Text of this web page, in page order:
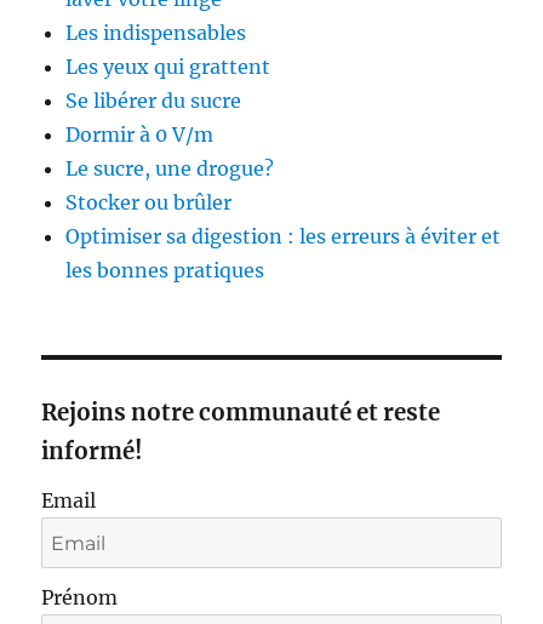
Les indispensables
Les yeux qui grattent
Se libérer du sucre
Dormir à 0 V/m
Le sucre, une drogue?
Stocker ou brûler
Optimiser sa digestion : les erreurs à éviter et
les bonnes pratiques
Rejoins notre communauté et reste
informé!
Email
Prénom